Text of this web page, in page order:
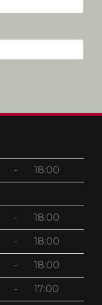
- 18:00
- 18:00
- 18:00
- 18:00
- 17:00